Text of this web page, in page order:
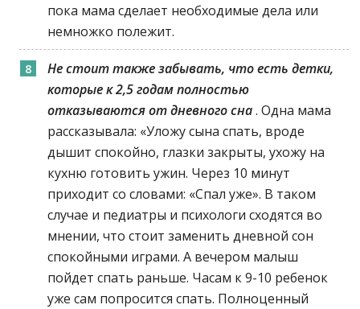
пока мама сделает необходимые дела или
немножко полежит.
Не стоит также забывать, что есть детки,
которые к 2,5 годам полностью
отказываются от дневного сна. Одна мама
рассказывала: «Уложу сына спать, вроде
дышит спокойно, глазки закрыты, ухожу на
кухню готовить ужин. Через 10 минут
приходит со словами: «Спал уже». В таком
случае и педиатры и психологи сходятся во
мнении, что стоит заменить дневной сон
спокойными играми. А вечером малыш
пойдет спать раньше. Часам к 9-10 ребенок
уже сам попросится спать. Полноценный